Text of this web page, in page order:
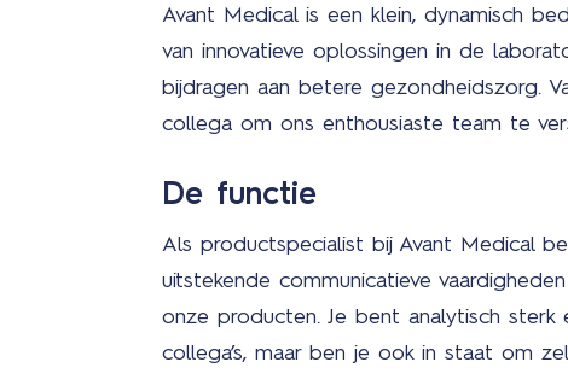
Avant Medical is een klein, dynamisch
van innovatieve oplossingen in de
bijdragen aan betere gezondheidszorg.
collega om ons enthousiaste team te
De functie
Als productspecialist bij Avant Medical
uitstekende communicatieve
onze producten. Je bent analytisch
collega’s, maar ben je ook in staat om